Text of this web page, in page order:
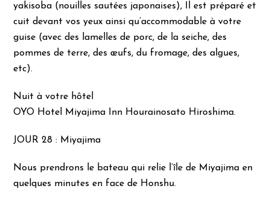
yakisoba (nouilles sautées japonaises), Il est préparé et
cuit devant vos yeux ainsi qu’accommodable à votre
guise (avec des lamelles de porc, de la seiche, des
pommes de terre, des œufs, du fromage, des algues,
etc).
Nuit à votre hôtel
OYO Hotel Miyajima Inn Hourainosato Hiroshima.
JOUR 28 : Miyajima
Nous prendrons le bateau qui relie l’île de Miyajima en
quelques minutes en face de Honshu.